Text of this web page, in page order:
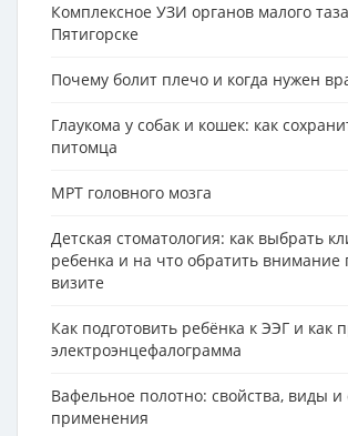
Комплексное УЗИ органов малого
Пятигорске
Почему болит плечо и когда нужен
Глаукома у собак и кошек: как
питомца
МРТ головного мозга
Детская стоматология: как выбрать
ребенка и на что обратить
визите
Как подготовить ребёнка к ЭЭГ и как
электроэнцефалограмма
Вафельное полотно: свойства, виды
применения